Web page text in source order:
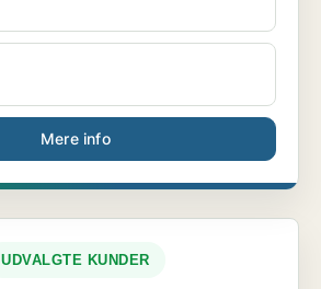
Mere info
UDVALGTE KUNDER